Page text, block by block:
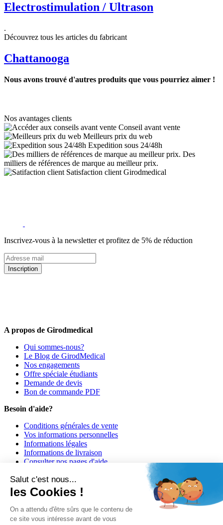
Electrostimulation / Ultrason
.
Découvrez tous les articles du fabricant
Chattanooga
Nous avons trouvé d'autres produits que vous pourriez aimer !
Nos avantages clients
Conseil avant vente
Meilleurs prix du web
Expedition sous 24/48h
Des
milliers de références de marque au meilleur prix.
Satisfaction client Girodmedical
Inscrivez-vous à la newsletter et profitez de 5% de réduction
Inscription
A propos de Girodmedical
Qui sommes-nous?
Le Blog de GirodMedical
Nos engagements
Offre spéciale étudiants
Demande de devis
Bon de commande PDF
Besoin d'aide?
Conditions générales de vente
Vos informations personnelles
Informations légales
Informations de livraison
Consulter nos pages d'aide
Girodmedical est également présent dans 23 pays
© 2026 Girodmedical. Tous droits réservés.
Salut c'est nous...
les Cookies !
On a attendu d'être sûrs que le contenu de
ce site vous intéresse avant de vous